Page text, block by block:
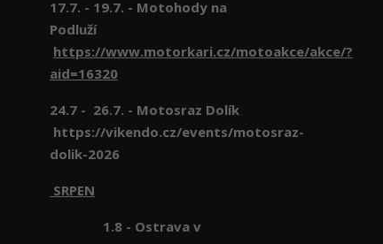
17.7. - 19.7. - Motohody na
Podluží
https://www.motorkari.cz/motoakce/akce/?
aid=16320
24.7 - 26.7. - Motosraz Dolík
https://vikendo.cz/events/motosraz-
dolik-2026
SRPEN
1.8 - Ostrava v